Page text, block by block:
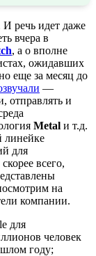
И речь идет даже
вчера в
, а о вполне
ожидавших
еще за месяц до
—
отправлять и
Metal и т.д.
линейке
для
всего,
на
компании.
для
человек
году;